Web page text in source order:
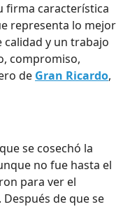
firma característica
representa lo mejor
calidad y un trabajo
compromiso,
de Gran Ricardo,
se cosechó la
no fue hasta el
para ver el
de que se